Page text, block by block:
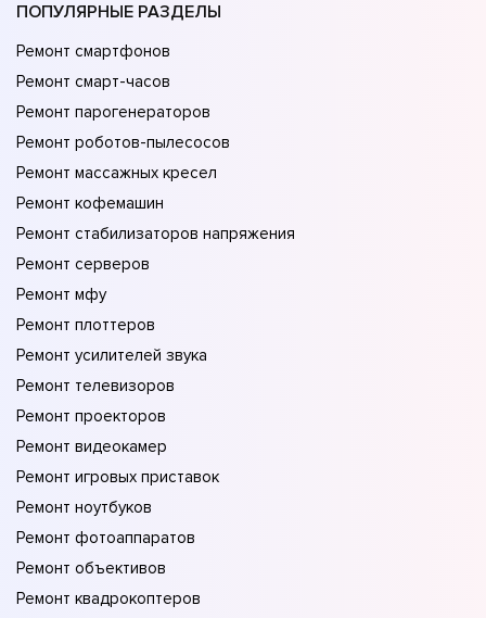
ПОПУЛЯРНЫЕ РАЗДЕЛЫ
Ремонт смартфонов
Ремонт смарт-часов
Ремонт парогенераторов
Ремонт роботов-пылесосов
Ремонт массажных кресел
Ремонт кофемашин
Ремонт стабилизаторов напряжения
Ремонт серверов
Ремонт мфу
Ремонт плоттеров
Ремонт усилителей звука
Ремонт телевизоров
Ремонт проекторов
Ремонт видеокамер
Ремонт игровых приставок
Ремонт ноутбуков
Ремонт фотоаппаратов
Ремонт объективов
Ремонт квадрокоптеров